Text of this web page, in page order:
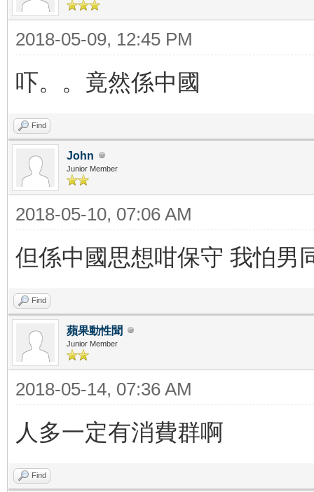
2018-05-09, 12:45 PM
吓。。竟然係中國
Find
John
Junior Member
2018-05-10, 07:06 AM
但係中國思想咁保守 我怕男
Find
蘋果動性聞
Junior Member
2018-05-14, 07:36 AM
人多一定有消費群啊
Find